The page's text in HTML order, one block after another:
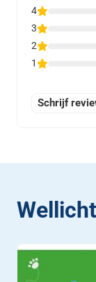
4
3
2
1
Schrijf